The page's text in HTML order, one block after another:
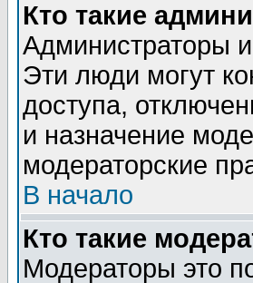
Кто такие
Администраторы
Эти люди могут
доступа,
и назначение
модераторские
В начало
Кто такие
Модераторы это